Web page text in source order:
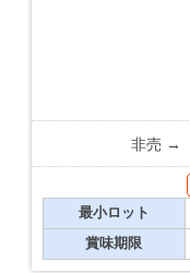
非売 →
最小ロット
賞味期限